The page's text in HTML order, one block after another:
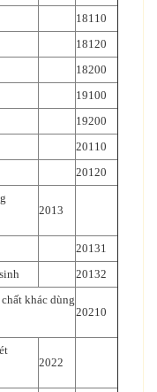
18110
18120
18200
19100
19200
20110
20120
2013
20131
20132
khác dùng
20210
2022